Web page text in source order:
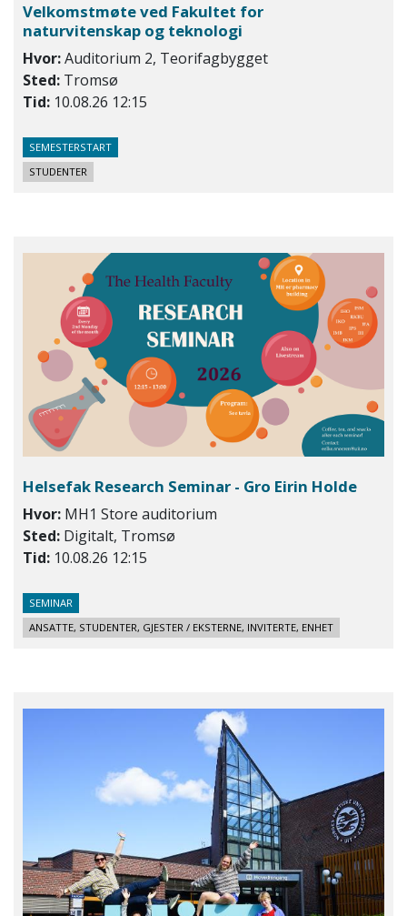
Velkomstmøte ved Fakultet for
naturvitenskap og teknologi
Hvor:Auditorium 2, Teorifagbygget
Sted: Tromsø
Tid: 10.08.26 12:15
SEMESTERSTART
STUDENTER
Helsefak Research Seminar - Gro Eirin Holde
Hvor: MH1 Store auditorium
Sted: Digitalt, Tromsø
Tid: 10.08.26 12:15
SEMINAR
ANSATTE, STUDENTER, GJESTER / EKSTERNE, INVITERTE, ENHET